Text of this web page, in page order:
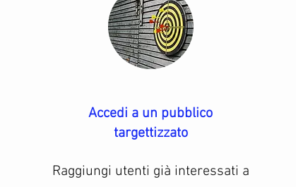
Accedi a un pubblico
targettizzato
Raggiungi utenti già interessati a